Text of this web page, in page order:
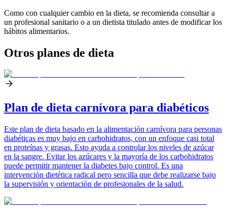
Como con cualquier cambio en la dieta, se recomienda consultar a
un profesional sanitario o a un dietista titulado antes de modificar los
hábitos alimentarios.
Otros planes de dieta
Plan de dieta carnívora para diabéticos
Este plan de dieta basado en la alimentación carnívora para personas
diabéticas es muy bajo en carbohidratos, con un enfoque casi total
en proteínas y grasas. Esto ayuda a controlar los niveles de azúcar
en la sangre. Evitar los azúcares y la mayoría de los carbohidratos
puede permitir mantener la diabetes bajo control. Es una
intervención dietética radical pero sencilla que debe realizarse bajo
la supervisión y orientación de profesionales de la salud.